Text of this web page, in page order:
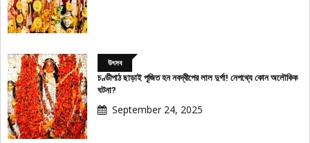
উৎসব
চণ্ডীপাঠ ছাড়াই পূজিত হন নবদ্বীপের লাল দুর্গা! নেপথ্যে কোন অলৌকিক
ঘটনা?
September 24, 2025